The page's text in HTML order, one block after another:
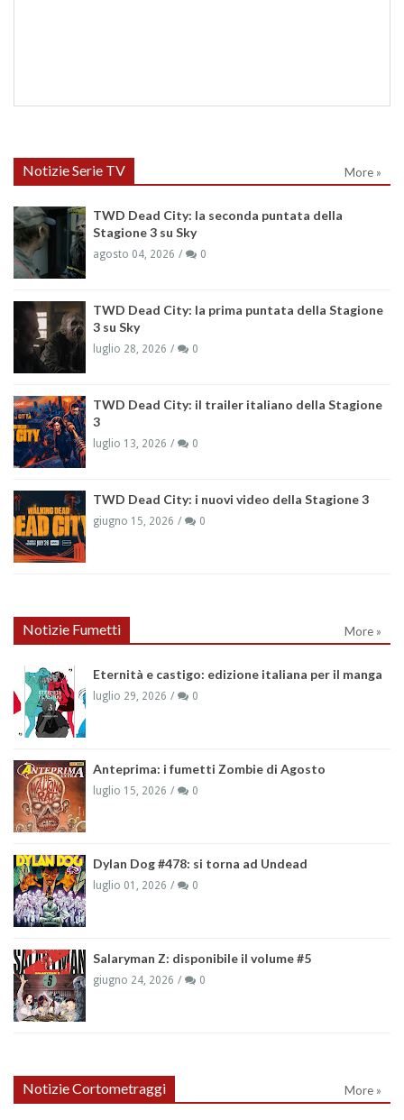
Notizie Serie TV More »
TWD Dead City: la seconda puntata della
Stagione 3 su Sky
agosto 04, 2026 0
TWD Dead City: la prima puntata della Stagione
3 su Sky
luglio 28, 2026 0
TWD Dead City: il trailer italiano della Stagione
3
luglio 13, 2026 0
TWD Dead City: i nuovi video della Stagione 3
giugno 15, 2026 0
Notizie Fumetti More »
Eternità e castigo: edizione italiana per il manga
luglio 29, 2026 0
Anteprima: i fumetti Zombie di Agosto
luglio 15, 2026 0
Dylan Dog #478: si torna ad Undead
luglio 01, 2026 0
Salaryman Z: disponibile il volume #5
giugno 24, 2026 0
Notizie Cortometraggi More »